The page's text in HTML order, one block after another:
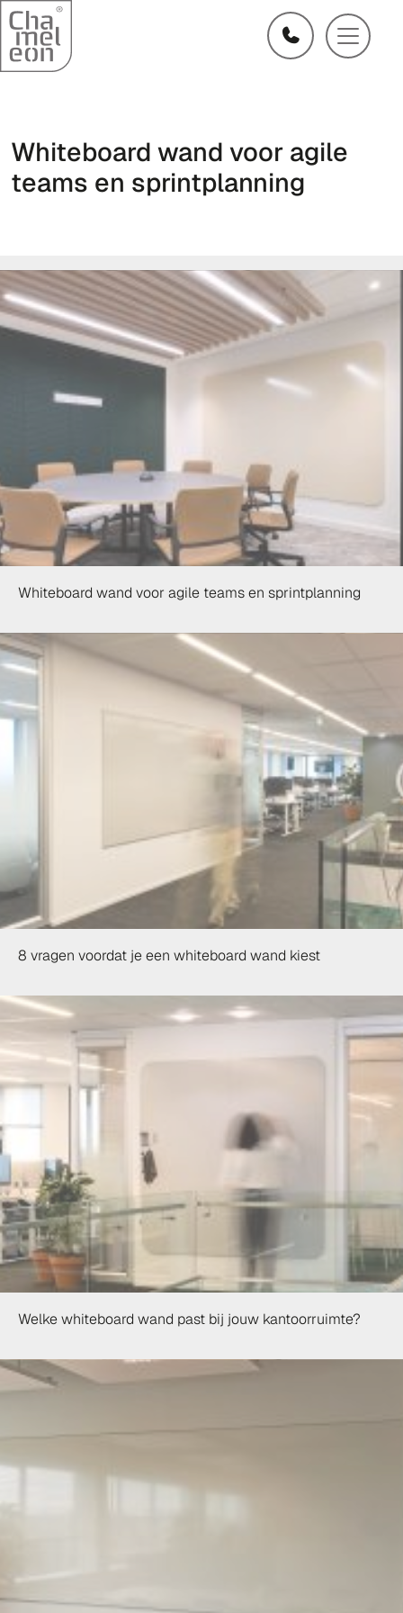
Whiteboard wand voor agile
teams en sprintplanning
Whiteboard wand voor agile teams en sprintplanning
8 vragen voordat je een whiteboard wand kiest
Welke whiteboard wand past bij jouw kantoorruimte?